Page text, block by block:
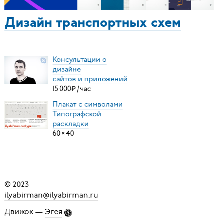
Дизайн транспортных схем
Консультации о
дизайне
сайтов и приложений
15000₽ /час
Плакат с символами
Типографской
раскладки
60×40
© 2023
ilyabirman@ilyabirman.ru
Движок — Эгея